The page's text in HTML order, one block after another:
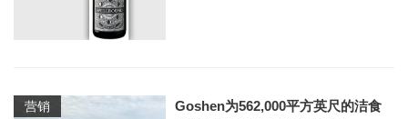
营销
Goshen为562,000平方英尺的洁食